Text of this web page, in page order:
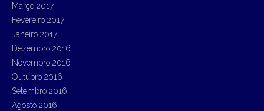
Março 2017
Fevereiro 2017
Janeiro 2017
Dezembro 2016
Novembro 2016
Outubro 2016
Setembro 2016
Agosto 2016